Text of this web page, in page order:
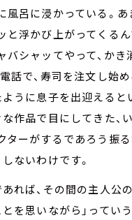
風呂に浸かっている。あ
と浮かび上がってくるん
バシャッてやって、かき
話で、寿司を注文し始め
うに息子を出迎えると
な作品で目にしてきた、
ターがするであろう振
ないわけです。
あれば、その間の主人公
を思いながら」ってい